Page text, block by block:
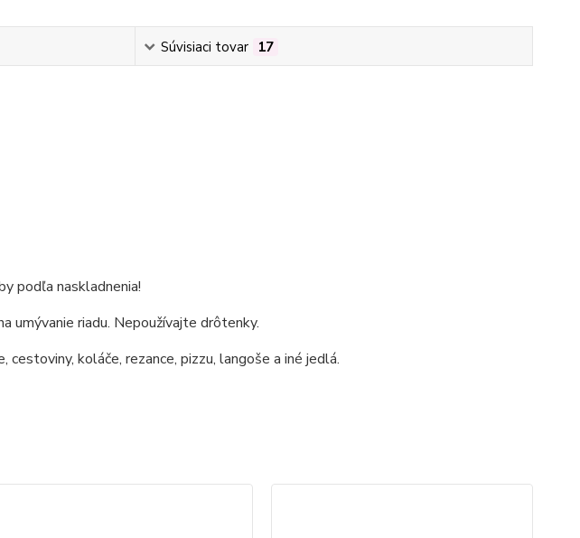
Súvisiaci tovar 17
podľa naskladnenia!
riadu. Nepoužívajte drôtenky.
cestoviny, koláče, rezance, pizzu, langoše a iné jedlá.